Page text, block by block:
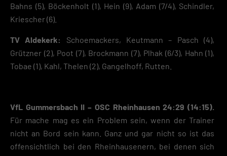
Bahns (5), Böckenholt (1), Hein (9), Adam (7/4), Schindler,
Kriescher (6).
TV Aldekerk:
Schoemackers, Keutmann – Pasch (4),
Grützner (2), Poot (7), Brockmann (7), Plhak (6/3), Hahn (1),
Tobae (1), Kahl, Thelen (2), Gangelhoff, Rutten.
VfL Gummersbach II – OSC Rheinhausen 24:29 (14:15).
Für mache mag es ein Problem sein, wenn der Trainer
nicht an Bord sein kann. Ganz und gar nicht so ist das
offensichtlich bei den Rheinhausenern, bei denen sich